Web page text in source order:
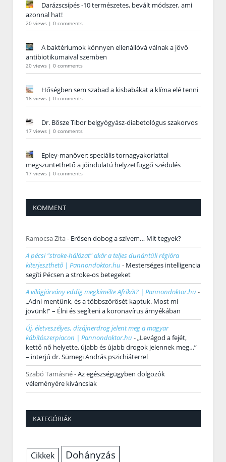
Darázscsípés -10 természetes, bevált módszer, ami
azonnal hat!
20 views | 0 comments
A baktériumok könnyen ellenállóvá válnak a jövő
antibiotikumaival szemben
20 views | 0 comments
Hőségben sem szabad a kisbabákat a klíma elé tenni
18 views | 0 comments
Dr. Bősze Tibor belgyógyász-diabetológus szakorvos
17 views | 0 comments
Epley-manőver: speciális tornagyakorlattal
megszüntethető a jóindulatú helyzetfüggő szédülés
17 views | 0 comments
KOMMENT
Ramocsa Zita- Erősen dobog a szívem… Mit tegyek?
A pécsi "stroke-hálózat" akár a teljes dunántúli régióra
kiterjeszthető | Pannondoktor.hu - Mesterséges intelligencia
segíti Pécsen a stroke-os betegeket
A világjárvány eddig megkímélte Afrikát? | Pannondoktor.hu -
„Adni mentünk, és a többszörösét kaptuk. Most mi
jövünk!” – Élni és segíteni a koronavírus árnyékában
Új, életveszélyes, dizájnerdrog jelent meg a magyar
kábítószerpiacon | Pannondoktor.hu -„Levágod a fejét,
kettő nő helyette, újabb és újabb drogok jelennek meg…”
– interjú dr. Sümegi András pszichiáterrel
Szabó Tamásné-Az egészségügyben dolgozók
véleményére kíváncsiak
KATEGÓRIÁK
Cikkek Dohányzás